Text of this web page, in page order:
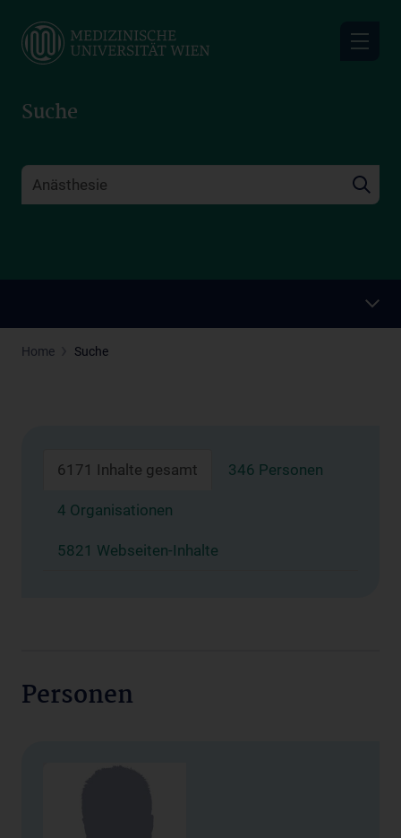
main
Suche
Home Suche
6171 Inhalte gesamt 346 Personen
4 Organisationen
5821 Webseiten-Inhalte
Personen